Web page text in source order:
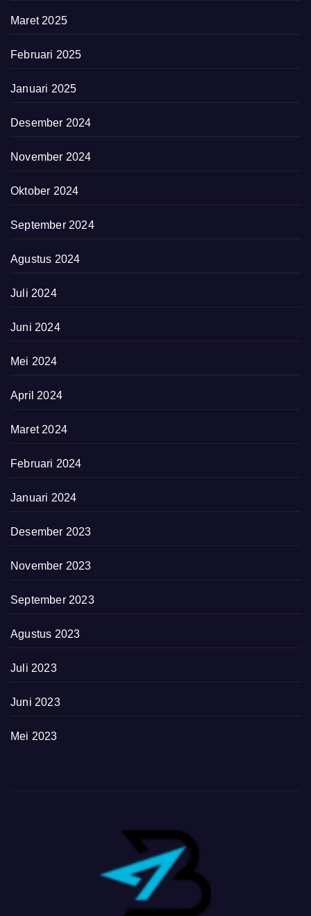
Maret 2025
Februari 2025
Januari 2025
Desember 2024
November 2024
Oktober 2024
September 2024
Agustus 2024
Juli 2024
Juni 2024
Mei 2024
April 2024
Maret 2024
Februari 2024
Januari 2024
Desember 2023
November 2023
September 2023
Agustus 2023
Juli 2023
Juni 2023
Mei 2023